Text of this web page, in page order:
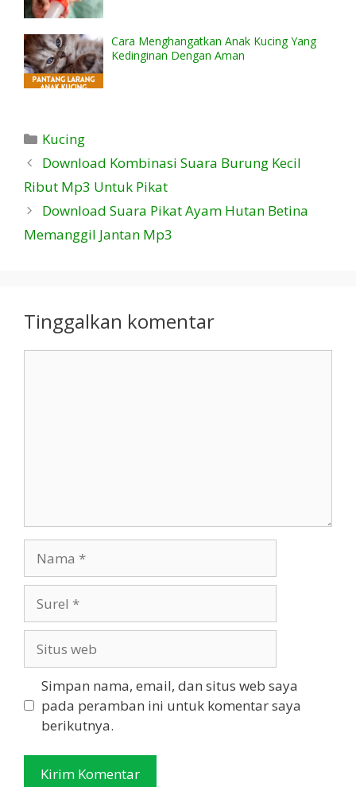
Cara Menghangatkan Anak Kucing Yang
Kedinginan Dengan Aman
Kategori
Kucing
Download Kombinasi Suara Burung Kecil
Ribut Mp3 Untuk Pikat
Download Suara Pikat Ayam Hutan Betina
Memanggil Jantan Mp3
Tinggalkan komentar
web
Simpan nama, email, dan situs web saya
pada peramban ini untuk komentar saya
berikutnya.